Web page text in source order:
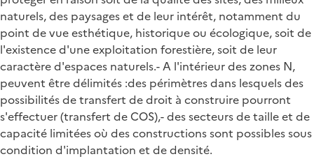
naturels, des paysages et de leur intérêt, notamment du
point de vue esthétique, historique ou écologique, soit de
l'existence d'une exploitation forestière, soit de leur
caractère d'espaces naturels.- A l'intérieur des zones N,
peuvent être délimités :des périmètres dans lesquels des
possibilités de transfert de droit à construire pourront
s'effectuer (transfert de COS),- des secteurs de taille et de
capacité limitées où des constructions sont possibles sous
condition d'implantation et de densité.